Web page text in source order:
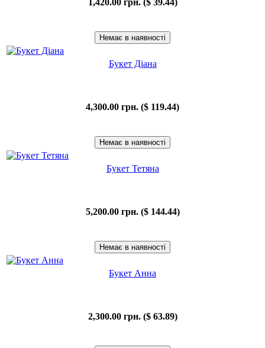
1,420.00 грн. ($ 39.44)
Букет Діана
4,300.00 грн. ($ 119.44)
Букет Тетяна
5,200.00 грн. ($ 144.44)
Букет Анна
2,300.00 грн. ($ 63.89)